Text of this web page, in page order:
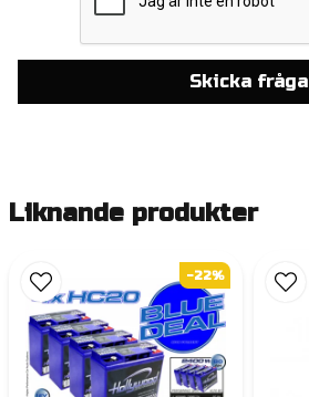
Skicka fråga
Liknande produkter
-22%